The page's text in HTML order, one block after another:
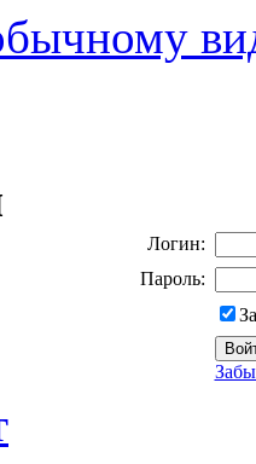
Логин:
Пароль: